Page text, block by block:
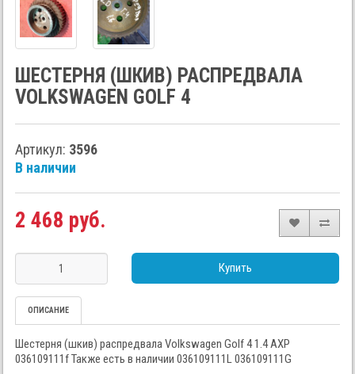
ШЕСТЕРНЯ (ШКИВ) РАСПРЕДВАЛА
VOLKSWAGEN GOLF 4
Артикул: 3596
В наличии
2 468 руб.
Купить
ОПИСАНИЕ
Шестерня (шкив) распредвала Volkswagen Golf 4 1.4 AXP
036109111f Также есть в наличии 036109111L 036109111G